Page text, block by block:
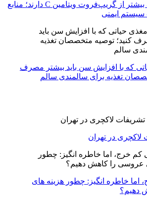
۷ ماده غذایی که بیشتر از گریپ‌فروت ویتامین C دارند؛ منابع
سیستم ایمنی
که با افزایش سن باید بیشتر مصرف
تغذیه برای سالمندی سالم
در تهران
خاطره انگیز: چطور هزینه های
دهیم؟